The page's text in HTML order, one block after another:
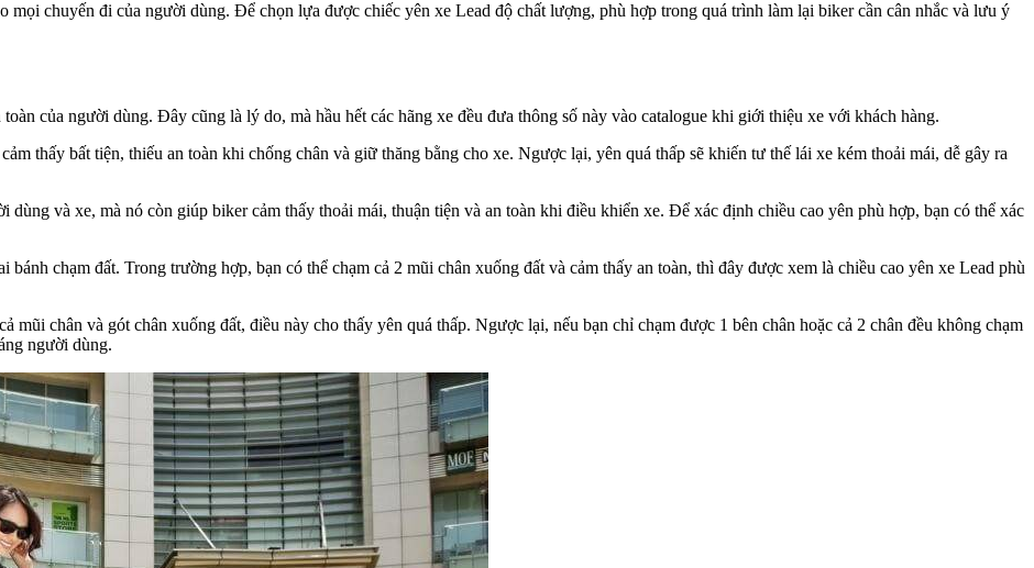
chuyến đi của người dùng. Để chọn lựa được chiếc yên xe Lead độ chất lượng, phù hợp trong quá trình làm lại biker cần cân nhắc và lưu ý
của người dùng. Đây cũng là lý do, mà hầu hết các hãng xe đều đưa thông số này vào catalogue khi giới thiệu xe với khách hàng.
thấy bất tiện, thiếu an toàn khi chống chân và giữ thăng bằng cho xe. Ngược lại, yên quá thấp sẽ khiến tư thế lái xe kém thoải mái, dễ gây ra
dùng và xe, mà nó còn giúp biker cảm thấy thoải mái, thuận tiện và an toàn khi điều khiển xe. Để xác định chiều cao yên phù hợp, bạn có thể xác
chạm đất. Trong trường hợp, bạn có thể chạm cả 2 mũi chân xuống đất và cảm thấy an toàn, thì đây được xem là chiều cao yên xe Lead phù
mũi chân và gót chân xuống đất, điều này cho thấy yên quá thấp. Ngược lại, nếu bạn chỉ chạm được 1 bên chân hoặc cả 2 chân đều không chạm
người dùng.